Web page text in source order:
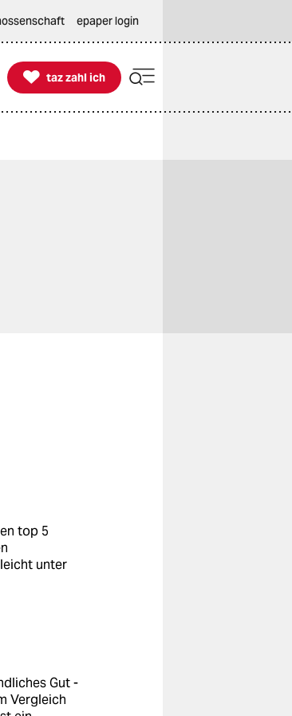
epaper login

taz zahl ich
taz zahl ich
top 5
unter
Gut -
Vergleich